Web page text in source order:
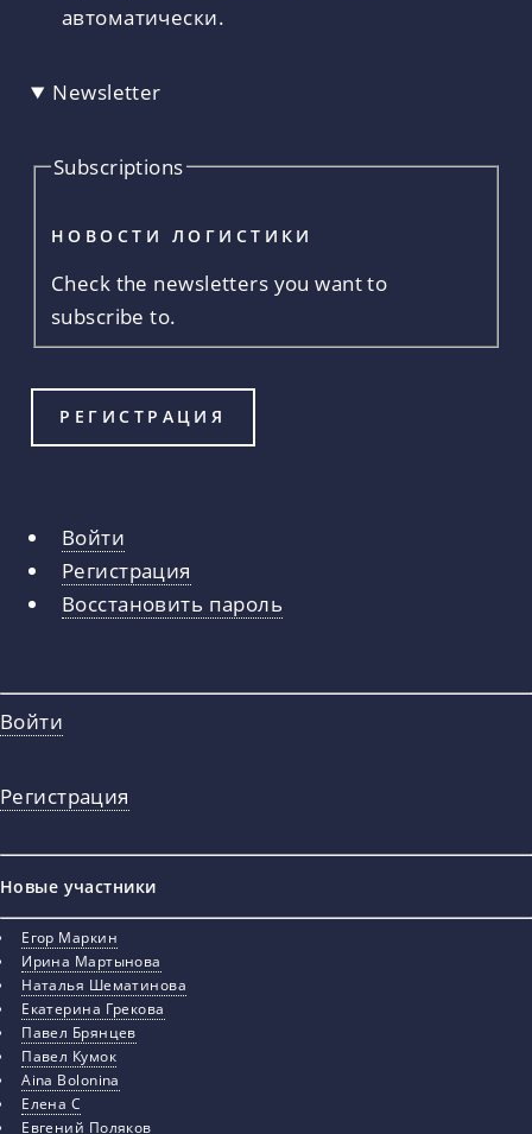
автоматически.
Newsletter
Subscriptions
НОВОСТИ ЛОГИСТИКИ
Check the newsletters you want to
subscribe to.
Главные
вкладки
Войти
Регистрация
Восстановить пароль
Войти
Регистрация
Новые участники
Егор Маркин
Ирина Мартынова
Наталья Шематинова
Екатерина Грекова
Павел Брянцев
Павел Кумок
Aina Bolonina
Елена С
Евгений Поляков